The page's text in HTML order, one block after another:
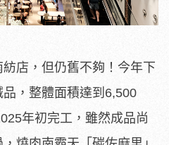
店，但仍舊不夠！今年下
，整體面積達到6,500
年初完工，雖然成品尚